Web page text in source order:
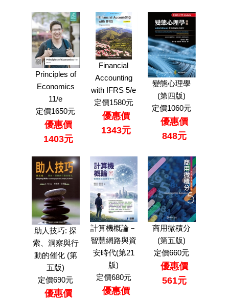
Principles of
Economics
11/e
定價1650元
優惠價
1403元
Financial
Accounting
with IFRS 5/e
定價1580元
優惠價
1343元
變態心理學
(第四版)
定價1060元
優惠價
848元
助人技巧: 探
索、洞察與行
動的催化 (第
五版)
定價690元
優惠價
計算機概論－
智慧網路與資
安時代(第21
版)
定價680元
優惠價
商用微積分
(第五版)
定價660元
優惠價
561元